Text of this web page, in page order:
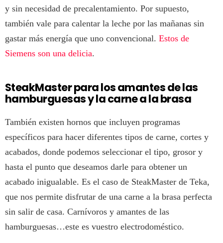
y sin necesidad de precalentamiento. Por supuesto,
también vale para calentar la leche por las mañanas sin
gastar más energía que uno convencional. Estos de
Siemens son una delicia.
SteakMaster para los amantes de las
hamburguesas y la carne a la brasa
También existen hornos que incluyen programas
específicos para hacer diferentes tipos de carne, cortes y
acabados, donde podemos seleccionar el tipo, grosor y
hasta el punto que deseamos darle para obtener un
acabado inigualable. Es el caso de SteakMaster de Teka,
que nos permite disfrutar de una carne a la brasa perfecta
sin salir de casa. Carnívoros y amantes de las
hamburguesas…este es vuestro electrodoméstico.